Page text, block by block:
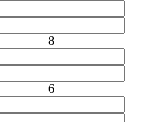
8
6